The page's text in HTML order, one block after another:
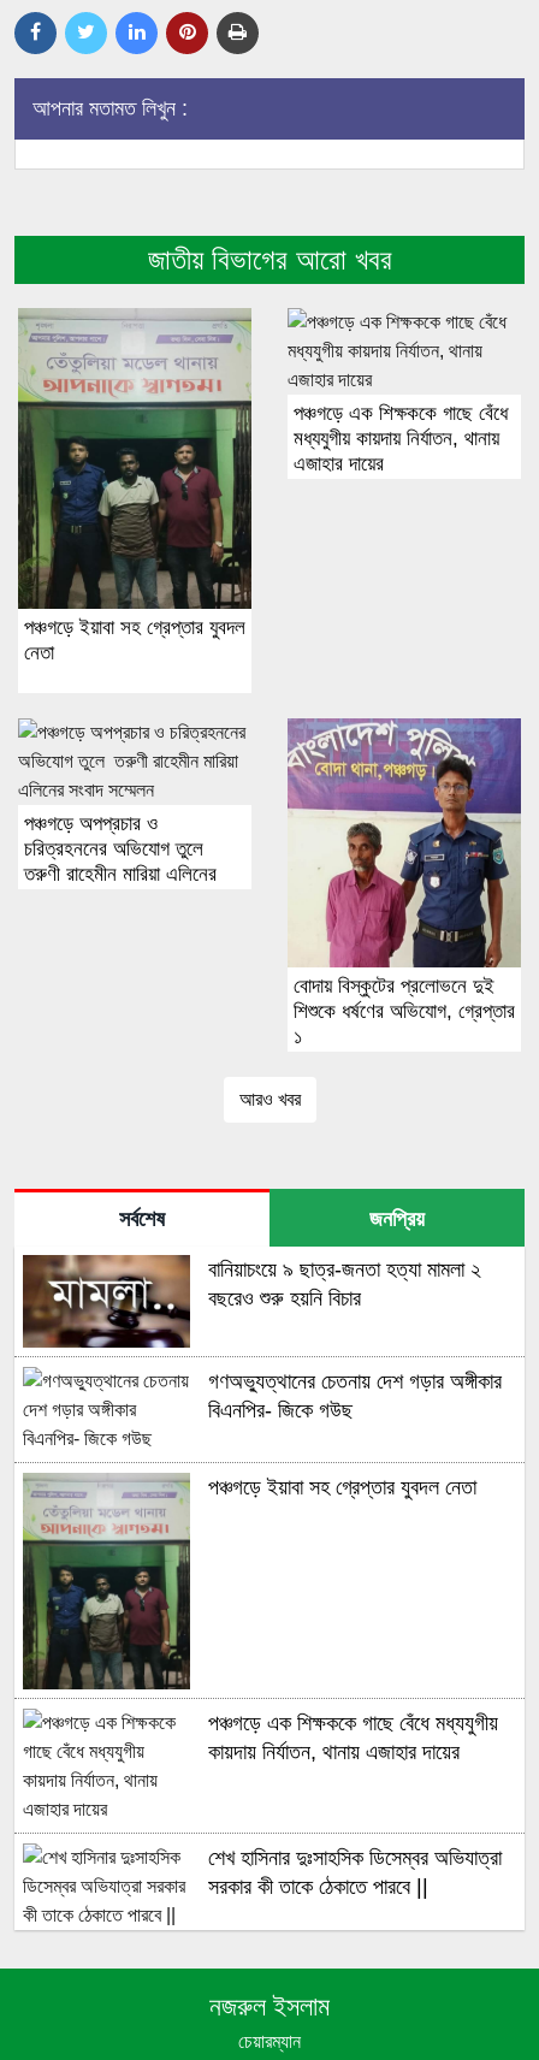
আপনার মতামত লিখুন :
জাতীয় বিভাগের আরো খবর
পঞ্চগড়ে ইয়াবা সহ গ্রেপ্তার যুবদল
নেতা
পঞ্চগড়ে এক শিক্ষককে গাছে বেঁধে
মধ্যযুগীয় কায়দায় নির্যাতন, থানায়
এজাহার দায়ের
পঞ্চগড়ে অপপ্রচার ও
চরিত্রহননের অভিযোগ তুলে
তরুণী রাহেমীন মারিয়া এলিনের
বোদায় বিস্কুটের প্রলোভনে দুই
শিশুকে ধর্ষণের অভিযোগ, গ্রেপ্তার
১
আরও খবর
সর্বশেষ জনপ্রিয়
বানিয়াচংয়ে ৯ ছাত্র-জনতা হত্যা মামলা ২
বছরেও শুরু হয়নি বিচার
গণঅভ্যুত্থানের চেতনায় দেশ গড়ার অঙ্গীকার
বিএনপির- জিকে গউছ
পঞ্চগড়ে ইয়াবা সহ গ্রেপ্তার যুবদল নেতা
পঞ্চগড়ে এক শিক্ষককে গাছে বেঁধে মধ্যযুগীয়
কায়দায় নির্যাতন, থানায় এজাহার দায়ের
শেখ হাসিনার দুঃসাহসিক ডিসেম্বর অভিযাত্রা
সরকার কী তাকে ঠেকাতে পারবে ||
হবিগঞ্জে ভারতীয় অবৈধ পণ্য আটক
নজরুল ইসলাম
চেয়ারম্যান